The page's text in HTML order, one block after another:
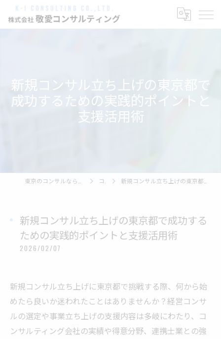
新規コンサル立ち上げの東京都で
成功するための実践的ポイントと
支援活用術
コラム 新規コンサル立ち上げの東京都で成功するための実践的ポイントと支援活用術
新規コンサル立ち上げの東京都で成功する
ための実践的ポイントと支援活用術
2026/02/07
新規コンサル立ち上げに東京都で挑戦する際、何から始
めたら良いか迷われたことはありませんか？経営コンサ
ルの選定や事業立ち上げの支援内容は多岐にわたり、コ
ンサルティング会社の実績や得意分野、連携士業との強